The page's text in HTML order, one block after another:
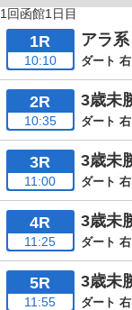
1回函館1日目
1R
10:10
アラ
ダート
2R
10:35
3歳未
ダート
3R
11:00
3歳未
ダート
4R
11:25
3歳未
ダート
5R
11:55
3歳未
ダート